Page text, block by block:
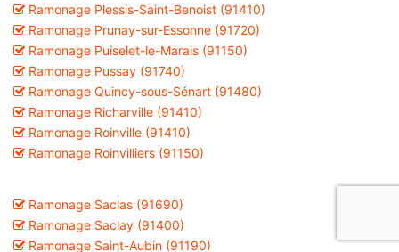
Ramonage Plessis-Saint-Benoist (91410)
Ramonage Prunay-sur-Essonne (91720)
Ramonage Puiselet-le-Marais (91150)
Ramonage Pussay (91740)
Ramonage Quincy-sous-Sénart (91480)
Ramonage Richarville (91410)
Ramonage Roinville (91410)
Ramonage Roinvilliers (91150)
Ramonage Saclas (91690)
Ramonage Saclay (91400)
Ramonage Saint-Aubin (91190)